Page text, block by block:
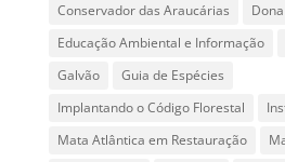
Conservador das Araucárias
Educação Ambiental e Informação
Galvão
Guia de Espécies
Implantando o Código Florestal
Mata Atlântica em Restauração